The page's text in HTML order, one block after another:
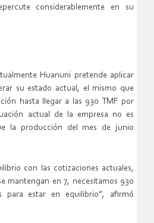
considerablemente en su
Huanuni pretende aplicar
su estado actual, el mismo que
hasta llegar a las 930 TMF por
actual de la empresa no es
la producción del mes de junio
con las cotizaciones actuales,
mantengan en 7, necesitamos 930
para estar en equilibrio”, afirmó